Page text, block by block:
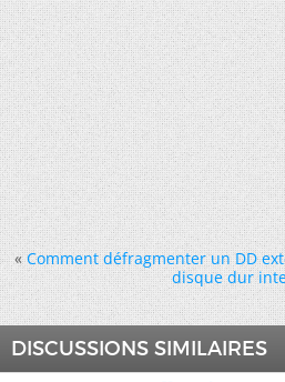
« Comment défragmenter un DD
disque dur
DISCUSSIONS SIMILAIRES